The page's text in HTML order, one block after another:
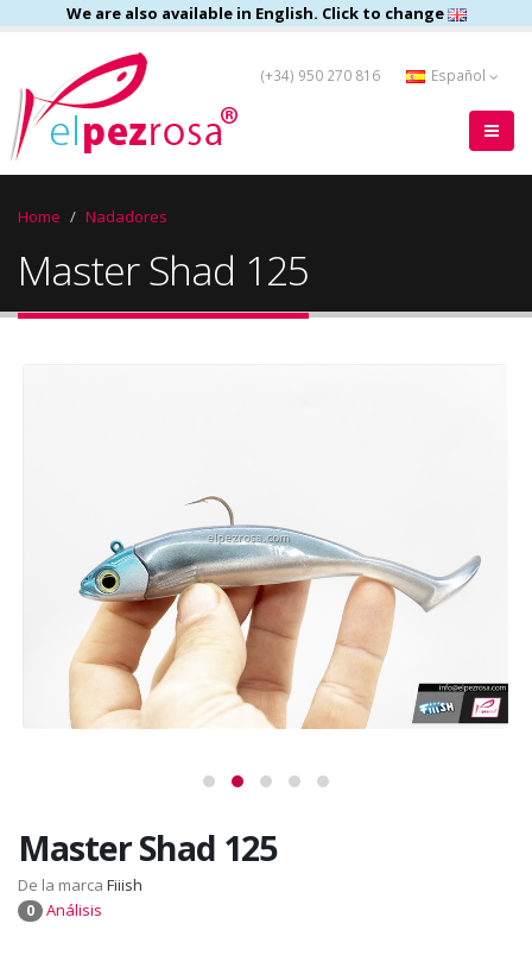
We are also available in English. Click to change
(+34) 950 270 816 Español
Home Nadadores
Master Shad 125
Master Shad 125
De la marca Fiiish
0 Análisis